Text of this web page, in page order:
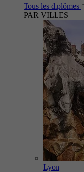
Tous les diplômes
PAR VILLES
Lyon